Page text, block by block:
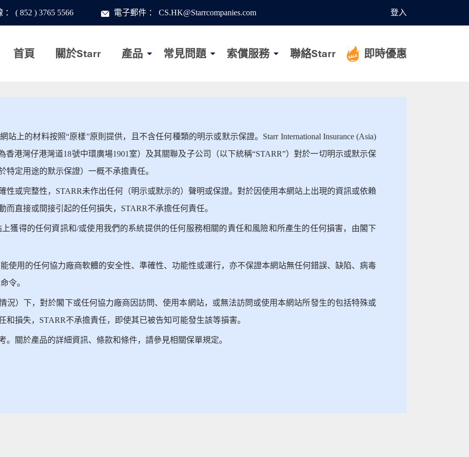
： ( 852 ) 3765 5566 電子郵件 ： CS.HK@Starrcompanies.com 登入
首頁 關於Starr 產品 常見問題 索償服務 聯絡Starr 即時優惠
上的材料按照“原樣”原則提供，且不含任何種類的明示或默示保證。Starr International Insurance (Asia)
香港灣仔港灣道18號中環廣場1901室）及其關聯及子公司（以下統稱“STARR”）對於一切明示或默示保
特定用途的默示保證）一概不承擔責任。
性或完整性，STARR未作出任何（明示或默示的）聲明或保證。對於因使用本網站上出現的資訊或依賴
而直接或間接引起的任何損失，STARR不承擔任何責任。
獲得的任何資訊和/或使用我們的系統提供的任何服務相關的責任和風險和所產生的任何損害，由閣下
使用的任何協力廠商軟體的安全性、準確性、功能性或運行，亦不保證本網站無任何錯誤、缺陷、病毒
令。
況）下，對於閣下或任何協力廠商因訪問、使用本網站，或無法訪問或使用本網站所發生的包括特殊或
和損失，STARR不承擔責任，即使其已被告知可能發生該等損害。
。關於產品的詳細資訊、條款和條件，請參見相關保單規定。